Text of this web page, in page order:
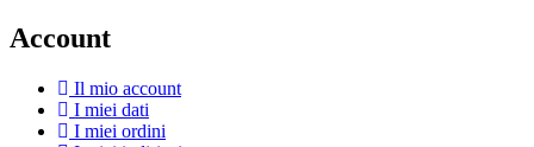
Account
Il mio account
I miei dati
I miei ordini